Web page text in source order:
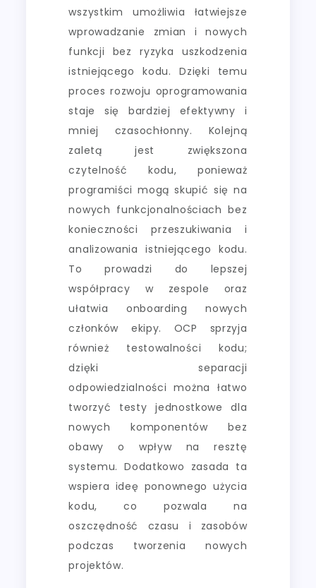
wszystkim umożliwia łatwiejsze
wprowadzanie zmian i nowych
funkcji bez ryzyka uszkodzenia
istniejącego kodu. Dzięki temu
proces rozwoju oprogramowania
staje się bardziej efektywny i
mniej czasochłonny. Kolejną
zaletą jest zwiększona
czytelność kodu, ponieważ
programiści mogą skupić się na
nowych funkcjonalnościach bez
konieczności przeszukiwania i
analizowania istniejącego kodu.
To prowadzi do lepszej
współpracy w zespole oraz
ułatwia onboarding nowych
członków ekipy. OCP sprzyja
również testowalności kodu;
dzięki separacji
odpowiedzialności można łatwo
tworzyć testy jednostkowe dla
nowych komponentów bez
obawy o wpływ na resztę
systemu. Dodatkowo zasada ta
wspiera ideę ponownego użycia
kodu, co pozwala na
oszczędność czasu i zasobów
podczas tworzenia nowych
projektów.